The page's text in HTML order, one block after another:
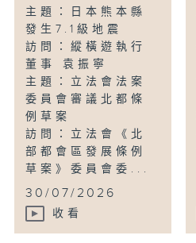
主題：日本熊本縣
發生7.1級地震
訪問：縱橫遊執行
董事 袁振寧
主題：立法會法案
委員會審議北都條
例草案
訪問：立法會《北
部都會區發展條例
草案》委員會委...
30/07/2026
收看